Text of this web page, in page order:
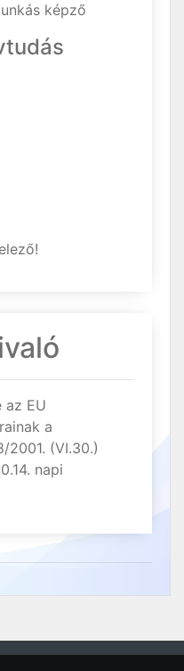
képző
az EU
a
2001. (VI.30.)
napi